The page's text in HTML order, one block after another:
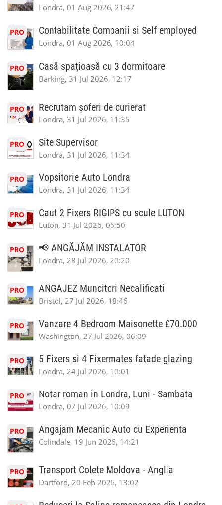
Londra, 01 Aug 2026, 21:47
PRO Contabilitate Companii si Self employed
Londra, 01 Aug 2026, 10:04
PRO Casă spațioasă cu 3 dormitoare
Barking, 31 Jul 2026, 12:17
PRO Recrutam șoferi de curierat
Londra, 31 Jul 2026, 11:35
PRO Site Supervisor
Londra, 31 Jul 2026, 11:34
PRO Vopsitorie Auto Londra
Londra, 31 Jul 2026, 11:34
PRO Caut 2 Fixers RIGIPS cu scule LUTON
Luton, 31 Jul 2026, 06:50
PRO 📢 ANGĂJĂM INSTALATOR
Londra, 28 Jul 2026, 20:20
PRO ANGAJEZ Muncitori Necalificati
Bristol, 27 Jul 2026, 18:46
PRO Vanzare 4 Bedroom Maisonette £70.000
Washington, 27 Jul 2026, 06:09
PRO 5 Fixers si 4 Fixermates fatade glazing
Londra, 24 Jul 2026, 10:01
PRO Notar roman in Londra, Luni - Sambata
Londra, 07 Jul 2026, 10:09
PRO Angajam Mecanic Auto cu Experienta
Colindale, 19 Jun 2026, 14:21
PRO Transport Colete Moldova - Anglia
Dartford, 20 Feb 2026, 13:02